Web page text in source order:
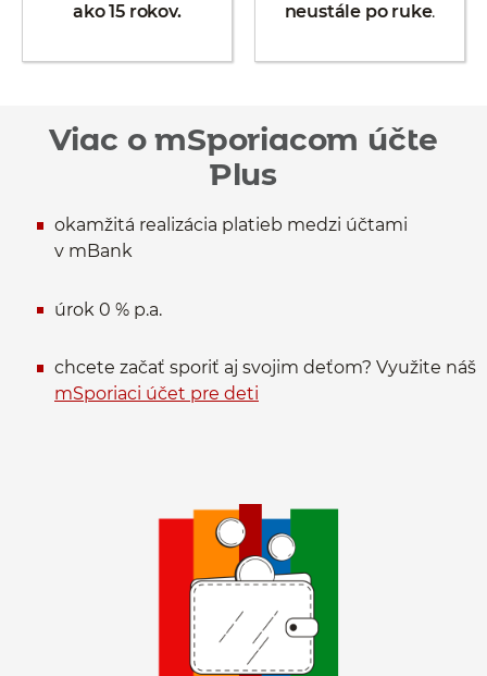
ako 15 rokov.
neustále po ruke.
Viac o mSporiacom účte
Plus
okamžitá realizácia platieb medzi účtami
v mBank
úrok 0 % p.a.
chcete začať sporiť aj svojim deťom? Využite náš
mSporiaci účet pre deti